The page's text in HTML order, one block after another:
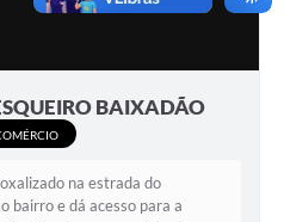
BAIXADÃO
na estrada do
bairro e dá acesso para a